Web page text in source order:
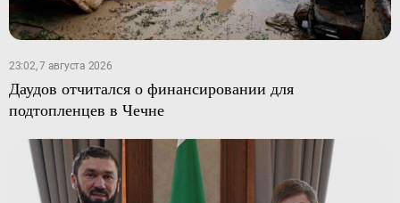
23:02, 7 августа 2026
Даудов отчитался о финансировании для
подтопленцев в Чечне